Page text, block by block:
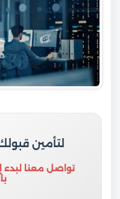
لتأمين
تواصل معنا لبدء